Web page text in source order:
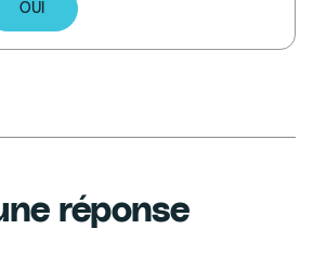
OUI
réponse